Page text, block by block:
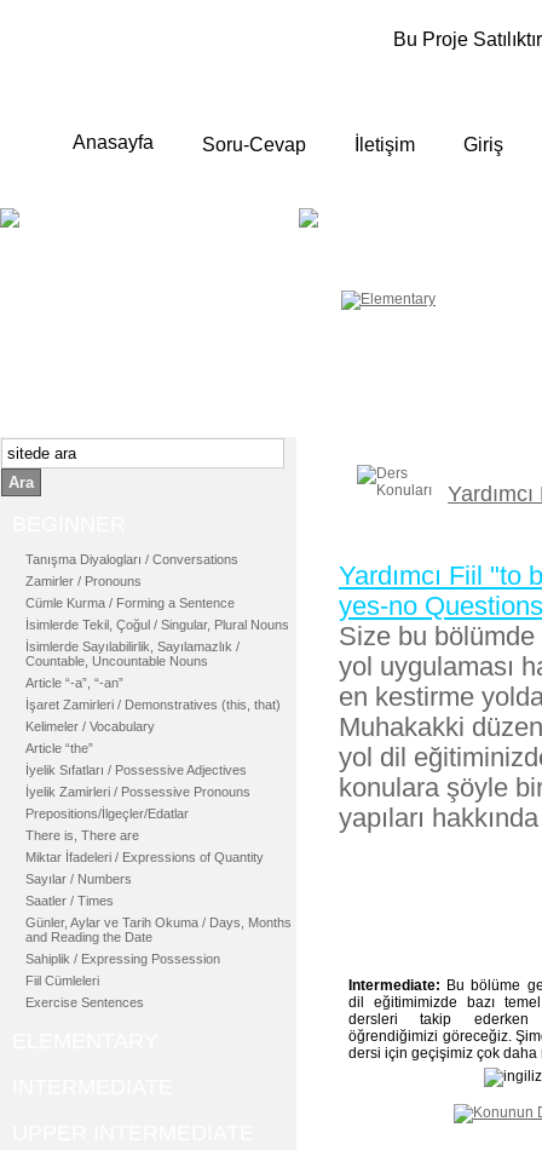
Bu Proje
Anasayfa Soru-Cevap İletişim Giriş
Ara
Tanışma Diyalogları / Conversations
Zamirler / Pronouns
Cümle Kurma / Forming a Sentence
İsimlerde Tekil, Çoğul / Singular, Plural Nouns
İsimlerde Sayılabilirlik, Sayılamazlık /
Countable, Uncountable Nouns
Article “-a”, “-an”
İşaret Zamirleri / Demonstratives (this, that)
Kelimeler / Vocabulary
Article “the”
İyelik Sıfatları / Possessive Adjectives
İyelik Zamirleri / Possessive Pronouns
Prepositions/İlgeçler/Edatlar
There is, There are
Miktar İfadeleri / Expressions of Quantity
Sayılar / Numbers
Saatler / Times
Günler, Aylar ve Tarih Okuma / Days, Months
and Reading the Date
Sahiplik / Expressing Possession
Fiil Cümleleri
Exercise Sentences
Yardımcı Fiil "to
yes-no
Size bu bölümde
yol uygulaması
en kestirme
Muhakakki
yol dil
konulara şöyle
yapıları
Intermediate: Bu bölüme
dil eğitimimizde bazı
dersleri takip ederken
öğrendiğimizi göreceğiz.
dersi için geçişimiz çok daha